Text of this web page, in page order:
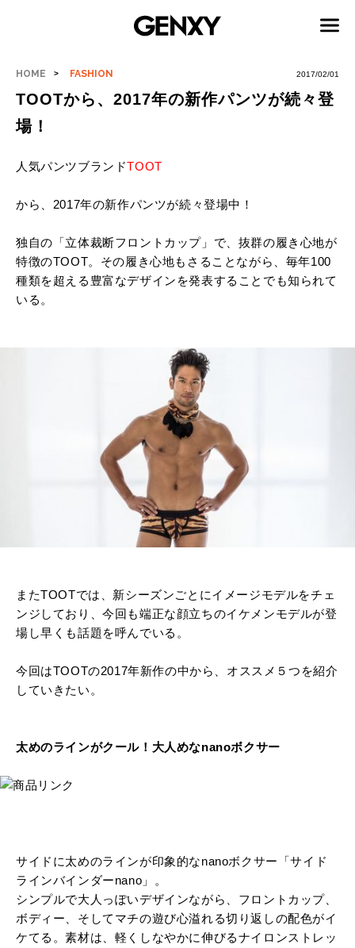
HOME FASHION 2017/02/01
TOOTから、2017年の新作パンツが続々登
場！
人気パンツブランドTOOT
から、2017年の新作パンツが続々登場中！
独自の「立体裁断フロントカップ」で、抜群の履き心地が
特徴のTOOT。その履き心地もさることながら、毎年100
種類を超える豊富なデザインを発表することでも知られて
いる。
またTOOTでは、新シーズンごとにイメージモデルをチェ
ンジしており、今回も端正な顔立ちのイケメンモデルが登
場し早くも話題を呼んでいる。
今回はTOOTの2017年新作の中から、オススメ５つを紹介
していきたい。
太めのラインがクール！大人めなnanoボクサー
サイドに太めのラインが印象的なnanoボクサー「サイド
ラインバインダーnano」。
シンプルで大人っぽいデザインながら、フロントカップ、
ボディー、そしてマチの遊び心溢れる切り返しの配色がイ
ケてる。素材は、軽くしなやかに伸びるナイロンストレッ